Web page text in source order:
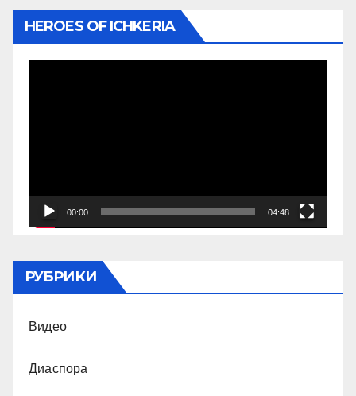
HEROES OF ICHKERIA
00:00 04:48
РУБРИКИ
Видео
Диаспора